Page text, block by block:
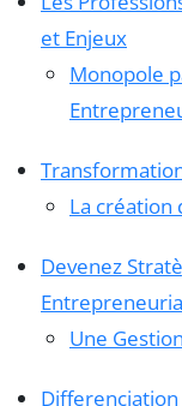
et Enjeux
Monopole
La création
Devenez
Une